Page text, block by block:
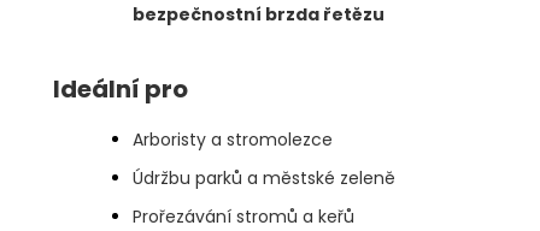
bezpečnostní brzda řetězu
Ideální pro
Arboristy a stromolezce
Údržbu parků a městské zeleně
Prořezávání stromů a keřů